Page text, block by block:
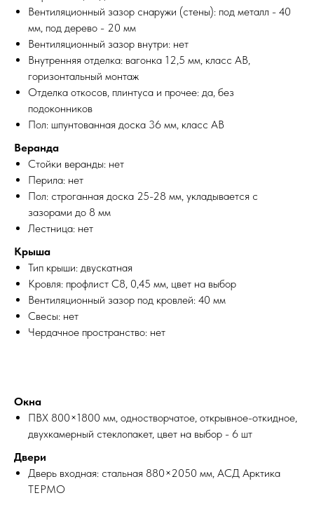
Вентиляционный зазор снаружи (стены): под металл - 40
мм, под дерево - 20 мм
Вентиляционный зазор внутри: нет
Внутренняя отделка: вагонка 12,5 мм, класс АВ,
горизонтальный монтаж
Отделка откосов, плинтуса и прочее: да, без
подоконников
Пол: шпунтованная доска 36 мм, класс АВ
Веранда
Стойки веранды: нет
Перила: нет
Пол: строганная доска 25-28 мм, укладывается с
зазорами до 8 мм
Лестница: нет
Крыша
Тип крыши: двускатная
Кровля: профлист С8, 0,45 мм, цвет на выбор
Вентиляционный зазор под кровлей: 40 мм
Свесы: нет
Чердачное пространство: нет
Окна
ПВХ 800×1800 мм, одностворчатое, открывное-откидное,
двухкамерный стеклопакет, цвет на выбор - 6 шт
Двери
Дверь входная: стальная 880×2050 мм, АСД Арктика
ТЕРМО